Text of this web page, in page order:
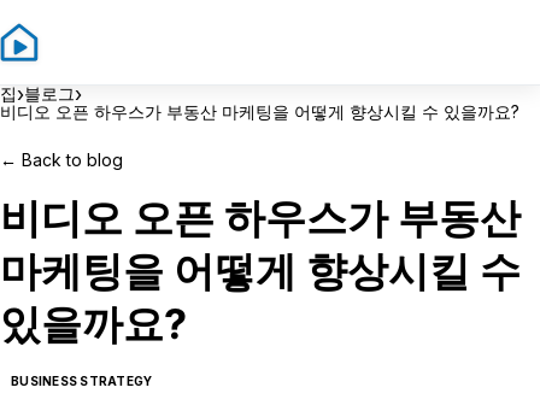
집›블로그›
비디오 오픈 하우스가 부동산 마케팅을 어떻게 향상시킬 수 있을까요?
← Back to blog
비디오 오픈 하우스가 부동산
마케팅을 어떻게 향상시킬 수
있을까요?
BUSINESS STRATEGY